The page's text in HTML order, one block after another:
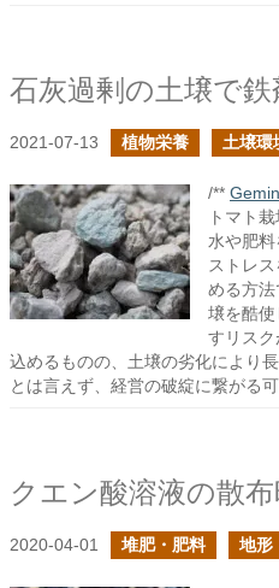
石灰過剰の土壌で
2021-07-13 植物栄養 土壌環
/**
トマト
水や肥
ストレ
める方
壌を酷使
すリスク
込めるものの、土壌の劣化により
とは言えず、経営の破綻に繋がる
2020-04-01 堆肥・肥料 地形